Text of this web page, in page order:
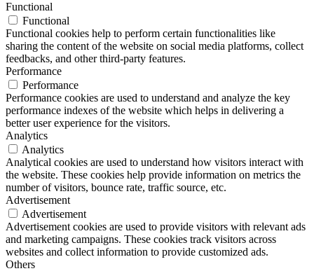
Functional
Functional
Functional cookies help to perform certain functionalities like
sharing the content of the website on social media platforms, collect
feedbacks, and other third-party features.
Performance
Performance
Performance cookies are used to understand and analyze the key
performance indexes of the website which helps in delivering a
better user experience for the visitors.
Analytics
Analytics
Analytical cookies are used to understand how visitors interact with
the website. These cookies help provide information on metrics the
number of visitors, bounce rate, traffic source, etc.
Advertisement
Advertisement
Advertisement cookies are used to provide visitors with relevant ads
and marketing campaigns. These cookies track visitors across
websites and collect information to provide customized ads.
Others